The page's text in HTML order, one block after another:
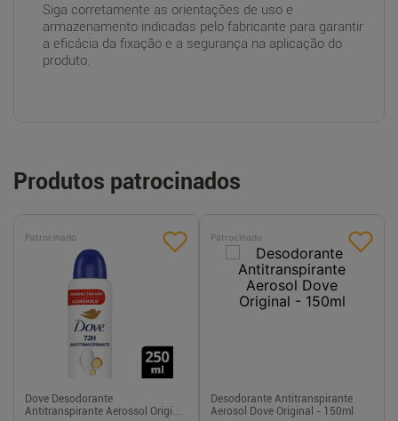
Siga corretamente as orientações de uso e
armazenamento indicadas pelo fabricante para garantir
a eficácia da fixação e a segurança na aplicação do
produto.
Produtos patrocinados
Patrocinado
Dove Desodorante
Antitranspirante Aerossol Original
Patrocinado
Desodorante Antitranspirante
Aerosol Dove Original - 150ml